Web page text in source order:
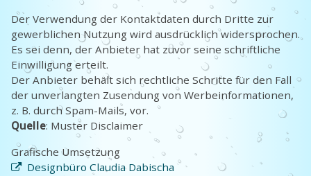
Der Verwendung der Kontaktdaten durch Dritte zur
gewerblichen Nutzung wird ausdrücklich widersprochen.
Es sei denn, der Anbieter hat zuvor seine schriftliche
Einwilligung erteilt.
Der Anbieter behält sich rechtliche Schritte für den Fall
der unverlangten Zusendung von Werbeinformationen,
z. B. durch Spam-Mails, vor.
Quelle: Muster Disclaimer
Grafische Umsetzung
Designbüro Claudia Dabischa